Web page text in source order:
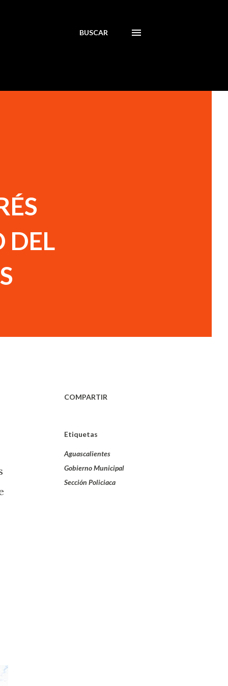
BUSCAR
DEL
COMPARTIR
Etiquetas
Aguascalientes
Gobierno Municipal
Sección Policiaca